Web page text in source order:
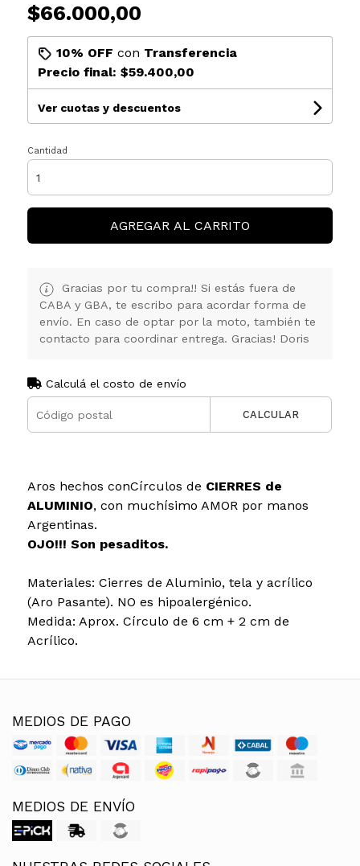
$66.000,00
10% OFF con Transferencia
Precio final: $59.400,00
Ver cuotas y descuentos
Cantidad
AGREGAR AL CARRITO
Gracias por tu compra!! Si estás fuera de
CABA y GBA, te escribo para acordar forma de
envío. En caso de optar por la moto, también te
contacto para coordinar entrega. Gracias! Doris
Calculá el costo de envío
CALCULAR
Aros hechos conCírculos de CIERRES de
ALUMINIO, con muchísimo AMOR por manos
Argentinas.
OJO!!! Son pesaditos.
Materiales: Cierres de Aluminio, tela y acrílico
(Aro Pasante). NO es hipoalergénico.
Medida: Aprox. Círculo de 6 cm + 2 cm de
Acrílico.
MEDIOS DE PAGO
MEDIOS DE ENVÍO